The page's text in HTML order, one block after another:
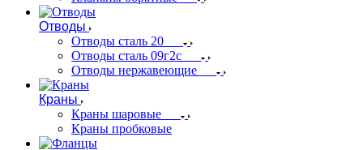
Отводы
Отводы сталь 20
Отводы сталь 09г2с
Отводы нержавеющие
Краны
Краны шаровые
Краны пробковые